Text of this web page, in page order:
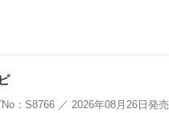
：S8766 ／ 2026年08月26日発売